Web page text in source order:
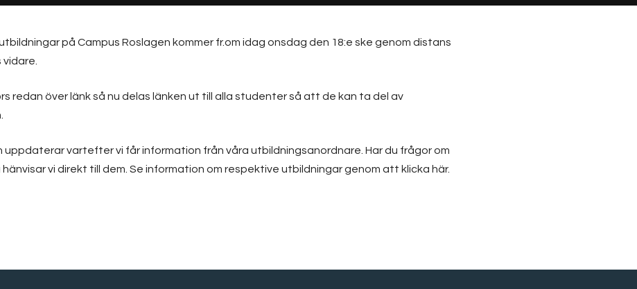
på Campus Roslagen kommer fr.om idag onsdag den 18:e ske genom distans
redan över länk så nu delas länken ut till alla studenter så att de kan ta del av
uppdaterar vartefter vi får information från våra utbildningsanordnare. Har du frågor om
vi direkt till dem. Se information om respektive utbildningar genom att klicka här.